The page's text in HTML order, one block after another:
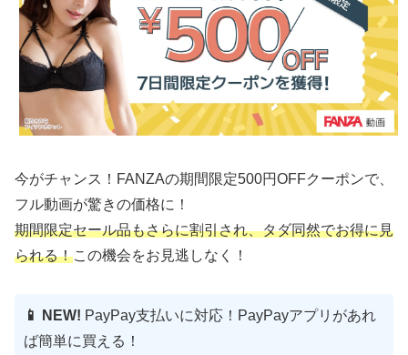
今がチャンス！FANZAの期間限定500円OFFクーポンで、
フル動画が驚きの価格に！
期間限定セール品もさらに割引され、タダ同然でお得に見
られる！この機会をお見逃しなく！
📱 NEW! PayPay支払いに対応！PayPayアプリがあれ
ば簡単に買える！